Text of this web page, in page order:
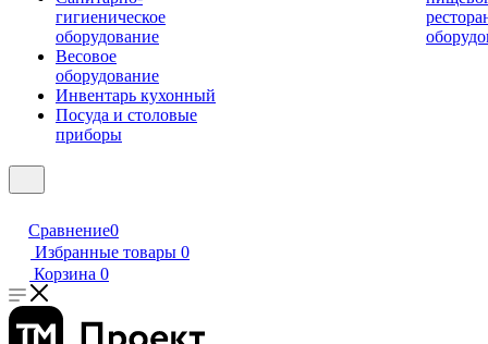
гигиеническое
оборудование
Весовое
оборудование
Инвентарь кухонный
Посуда и столовые
приборы
Сравнение0
Избранные товары 0
Корзина 0